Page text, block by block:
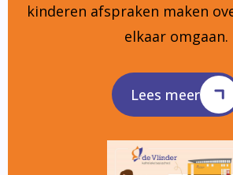
kinderen afspraken maken
elkaar omgaan.
Lees meer